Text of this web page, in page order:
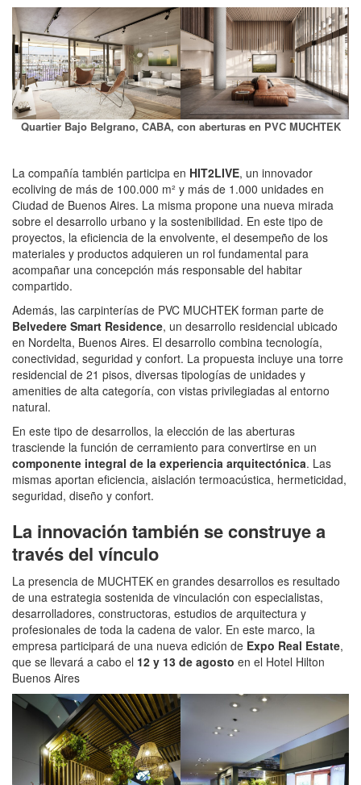
Quartier Bajo Belgrano, CABA, con aberturas en PVC MUCHTEK
La compañía también participa en HIT2LIVE, un innovador
ecoliving de más de 100.000 m² y más de 1.000 unidades en
Ciudad de Buenos Aires. La misma propone una nueva mirada
sobre el desarrollo urbano y la sostenibilidad. En este tipo de
proyectos, la eficiencia de la envolvente, el desempeño de los
materiales y productos adquieren un rol fundamental para
acompañar una concepción más responsable del habitar
compartido.
Además, las carpinterías de PVC MUCHTEK forman parte de
Belvedere Smart Residence, un desarrollo residencial ubicado
en Nordelta, Buenos Aires. El desarrollo combina tecnología,
conectividad, seguridad y confort. La propuesta incluye una torre
residencial de 21 pisos, diversas tipologías de unidades y
amenities de alta categoría, con vistas privilegiadas al entorno
natural.
En este tipo de desarrollos, la elección de las aberturas
trasciende la función de cerramiento para convertirse en un
componente integral de la experiencia arquitectónica. Las
mismas aportan eficiencia, aislación termoacústica, hermeticidad,
seguridad, diseño y confort.
La innovación también se construye a
través del vínculo
La presencia de MUCHTEK en grandes desarrollos es resultado
de una estrategia sostenida de vinculación con especialistas,
desarrolladores, constructoras, estudios de arquitectura y
profesionales de toda la cadena de valor. En este marco, la
empresa participará de una nueva edición de Expo Real Estate,
que se llevará a cabo el 12 y 13 de agosto en el Hotel Hilton
Buenos Aires